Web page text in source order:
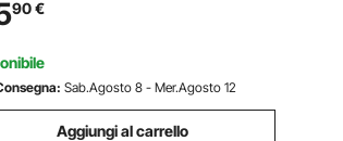
con Valvola di Regolazione della
90€
Sab.Agosto 8 - Mer.Agosto 12
Aggiungi al carrello